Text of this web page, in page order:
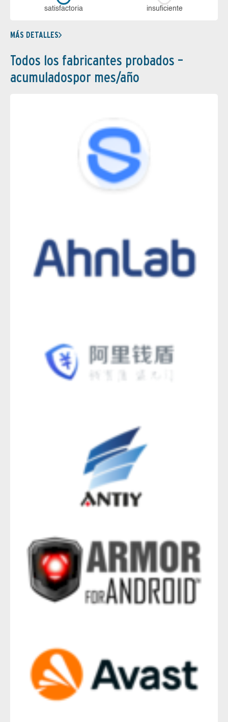
sa­tis­fac­to­ria in­su­fi­cien­te
MÁS DETALLES
Todos los fabricantes probados –
acumuladospor mes/año